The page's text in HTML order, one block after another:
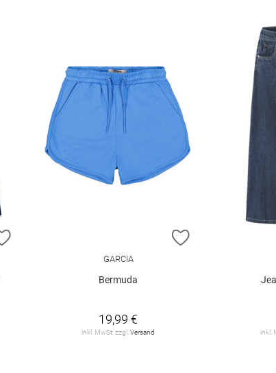
ZUR WUNSCHLISTE HINZUFÜGEN ZUR
GARCIA
Bermuda
19,99 €
inkl. MwSt. zzgl.Versand inkl.